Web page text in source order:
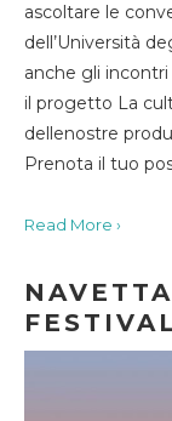
ascoltare le
dell’Università
anche gli incontri
il progetto La
dellenostre
Prenota il tuo
Read More ›